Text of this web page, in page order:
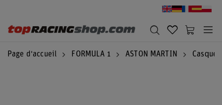
Page d'accueil FORMULA 1 ASTON MARTIN